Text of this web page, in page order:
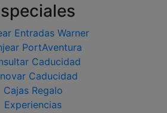
Entradas Warner
PortAventura
Caducidad
Caducidad
Cajas Regalo
Experiencias